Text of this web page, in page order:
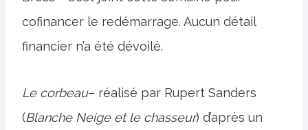
cofinancer le redémarrage. Aucun détail
financier n’a été dévoilé.
Le corbeau– réalisé par Rupert Sanders
(Blanche Neige et le chasseur) d’après un